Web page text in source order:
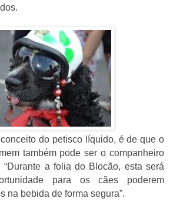
do petisco líquido, é de que o
também pode ser o companheiro
a folia do Blocão, esta será
para os cães poderem
na bebida de forma segura”.